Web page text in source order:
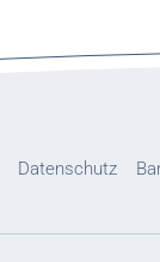
Datenschutz